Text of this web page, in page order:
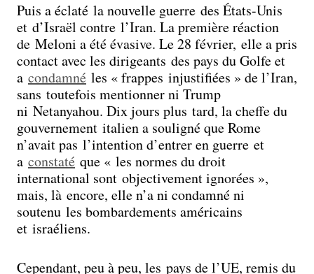
Puis a éclaté la nouvelle guerre des États-Unis
et d’Israël contre l’Iran. La première réaction
de Meloni a été évasive. Le 28 février, elle a pris
contact avec les dirigeants des pays du Golfe et
a condamné les « frappes injustifiées » de l’Iran,
sans toutefois mentionner ni Trump
ni Netanyahou. Dix jours plus tard, la cheffe du
gouvernement italien a souligné que Rome
n’avait pas l’intention d’entrer en guerre et
a constaté que « les normes du droit
international sont objectivement ignorées »,
mais, là encore, elle n’a ni condamné ni
soutenu les bombardements américains
et israéliens.
Cependant, peu à peu, les pays de l’UE, remis du